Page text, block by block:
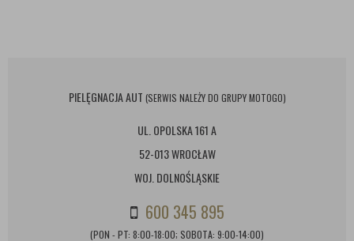
PIELĘGNACJA AUT (SERWIS NALEŻY DO GRUPY MOTOGO)
UL. OPOLSKA 161 A
52-013 WROCŁAW
WOJ. DOLNOŚLĄSKIE
600 345 895
(PON - PT: 8:00-18:00; SOBOTA: 9:00-14:00)